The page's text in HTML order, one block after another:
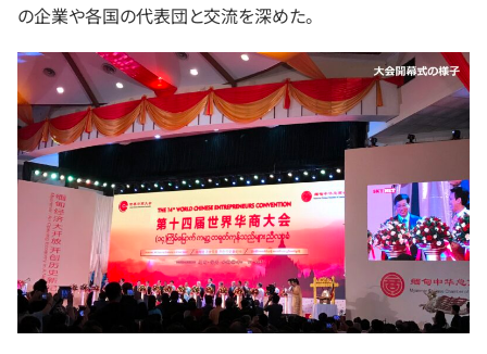
の企業や各国の代表団と交流を深めた。